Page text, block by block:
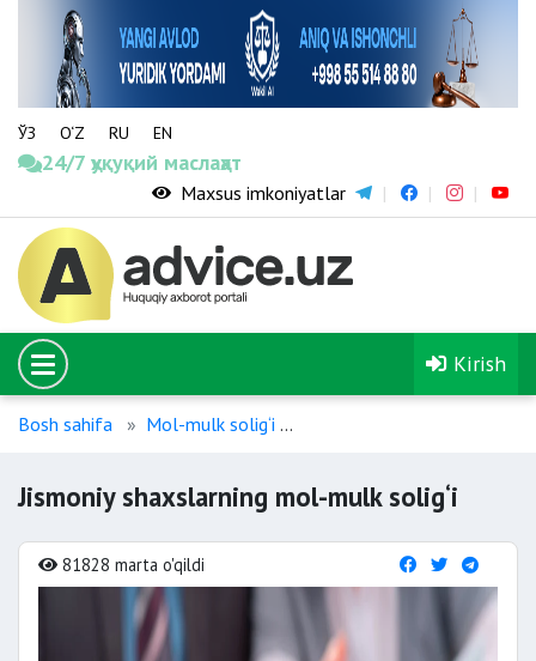
ЎЗ O‘Z RU EN
24/7 ҳуқуқий маслаҳат
Maxsus imkoniyatlar
Kirish
Bosh sahifa Mol-mulk solig‘i
Jismoniy shaxslarning mol-mulk solig‘i
81828 marta o'qildi